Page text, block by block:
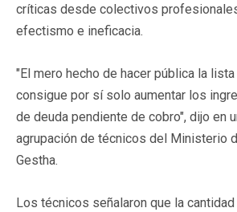
críticas desde colectivos
efectismo e ineficacia.
"El mero hecho de hacer pública la
consigue por sí solo aumentar los
de deuda pendiente de cobro", dijo en
agrupación de técnicos del Ministerio
Gestha.
Los técnicos señalaron que la